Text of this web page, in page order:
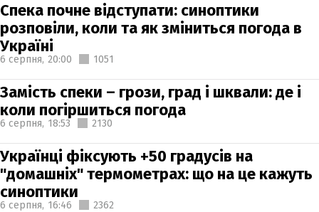
Спека почне відступати: синоптики
розповіли, коли та як зміниться погода в
Україні
6 серпня, 20:00 1051
Замість спеки – грози, град і шквали: де і
коли погіршиться погода
6 серпня, 18:53 2130
Українці фіксують +50 градусів на
"домашніх" термометрах: що на це кажуть
синоптики
6 серпня, 16:46 2362